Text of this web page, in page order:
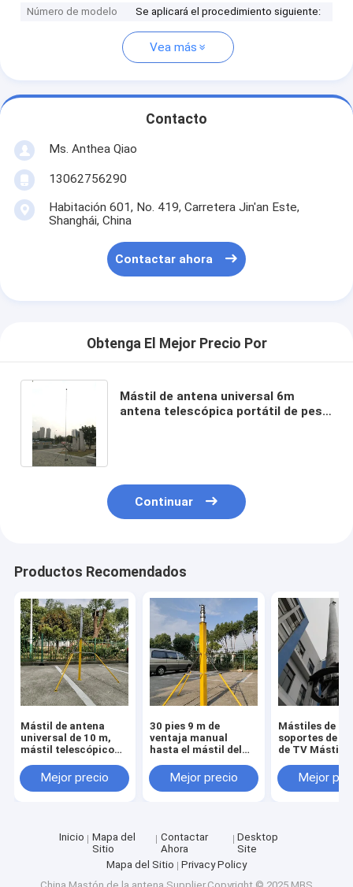
Número de modelo
Se aplicará el procedimiento siguiente:
Vea más
Contacto
Ms. Anthea Qiao
13062756290
Habitación 601, No. 419, Carretera Jin'an Este,
Shanghái, China
Contactar ahora
Obtenga El Mejor Precio Por
Mástil de antena universal 6m
antena telescópica portátil de peso
Continuar
Productos Recomendados
Mástil de antena
universal de 10 m,
mástil telescópico
trípodeMejor precio
30 pies 9 m de
ventaja manual
hasta el mástil del
antena telescópica
con soporte de placa
Mejor precio
Mástiles de
soportes de
de TV Mástil
de empuje
hacia arriba
Mejor
Inicio
Mapa del
Sitio
Contactar
Ahora
Desktop
Site
Mapa del Sitio
Privacy Policy